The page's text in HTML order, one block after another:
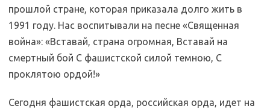
прошлой стране, которая приказала долго жить в
1991 году. Нас воспитывали на песне «Священная
война»: «Вставай, страна огромная, Вставай на
смертный бой С фашистской силой темною, С
проклятою ордой!»
Сегодня фашистская орда, российская орда, идет на